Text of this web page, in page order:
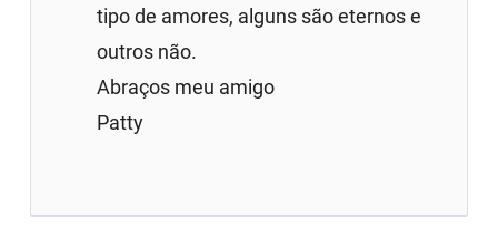
tipo de amores, alguns são eternos e
outros não.
Abraços meu amigo
Patty